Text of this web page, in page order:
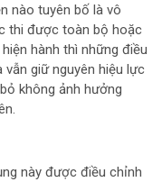
nào tuyên bố là vô
thi được toàn bộ hoặc
hành thì những điều
giữ nguyên hiệu lực
không ảnh hưởng
này được điều chỉnh